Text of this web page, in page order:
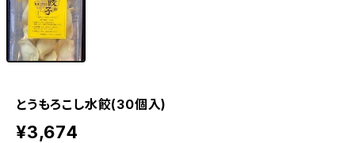
とうもろこし水餃(30個入)
¥3,674